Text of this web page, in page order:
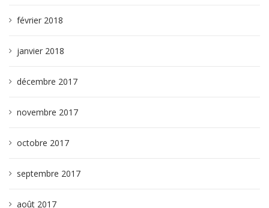
février 2018
janvier 2018
décembre 2017
novembre 2017
octobre 2017
septembre 2017
août 2017